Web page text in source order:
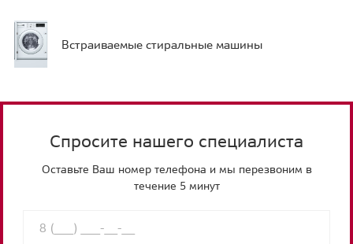
Встраиваемые стиральные машины
Спросите нашего специалиста
Оставьте Ваш номер телефона и мы перезвоним в
течение 5 минут